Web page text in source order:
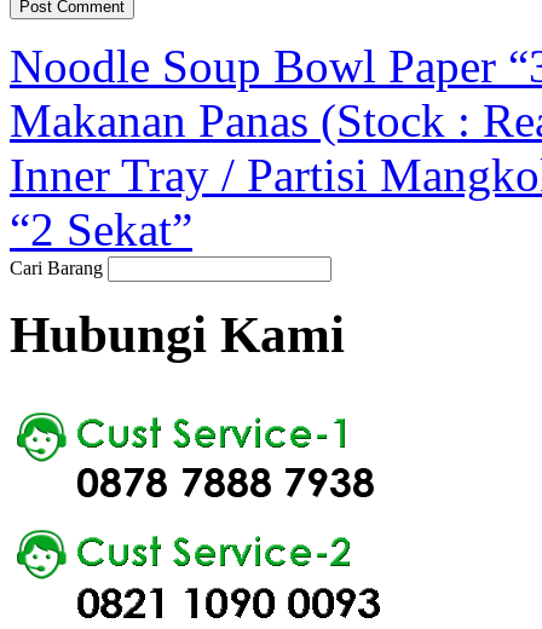
Noodle Soup Bowl Paper
Makanan Panas (Stock :
Inner Tray / Partisi
“2 Sekat”
Cari Barang
Hubungi Kami